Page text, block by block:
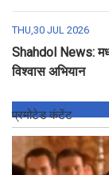
THU,30 JUL 2026
Shahdol News:
विश्वास अभियान